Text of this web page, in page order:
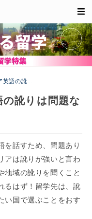
語の訛りは問題ない？
訛りは問題な
を話すため、問題あり
アは訛りが強いと言わ
地域の訛りを聞くこと
るはず！留学先は、訛
い国で選ぶことをおす